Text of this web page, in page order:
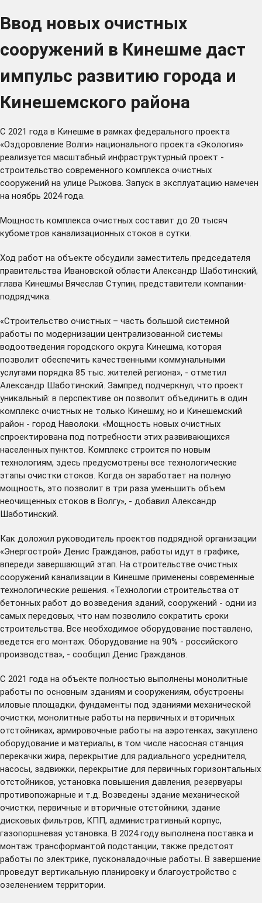
Ввод новых очистных
сооружений в Кинешме даст
импульс развитию города и
Кинешемского района
С 2021 года в Кинешме в рамках федерального проекта
«Оздоровление Волги» национального проекта «Экология»
реализуется масштабный инфраструктурный проект -
строительство современного комплекса очистных
сооружений на улице Рыжова. Запуск в эксплуатацию намечен
на ноябрь 2024 года.
Мощность комплекса очистных составит до 20 тысяч
кубометров канализационных стоков в сутки.
Ход работ на объекте обсудили заместитель председателя
правительства Ивановской области Александр Шаботинский,
глава Кинешмы Вячеслав Ступин, представители компании-
подрядчика.
«Строительство очистных – часть большой системной
работы по модернизации централизованной системы
водоотведения городского округа Кинешма, которая
позволит обеспечить качественными коммунальными
услугами порядка 85 тыс. жителей региона», - отметил
Александр Шаботинский. Зампред подчеркнул, что проект
уникальный: в перспективе он позволит объединить в один
комплекс очистных не только Кинешму, но и Кинешемский
район - город Наволоки. «Мощность новых очистных
спроектирована под потребности этих развивающихся
населенных пунктов. Комплекс строится по новым
технологиям, здесь предусмотрены все технологические
этапы очистки стоков. Когда он заработает на полную
мощность, это позволит в три раза уменьшить объем
неочищенных стоков в Волгу», - добавил Александр
Шаботинский.
Как доложил руководитель проектов подрядной организации
«Энергострой» Денис Гражданов, работы идут в графике,
впереди завершающий этап. На строительстве очистных
сооружений канализации в Кинешме применены современные
технологические решения. «Технологии строительства от
бетонных работ до возведения зданий, сооружений - одни из
самых передовых, что нам позволило сократить сроки
строительства. Все необходимое оборудование поставлено,
ведется его монтаж. Оборудование на 90% - российского
производства», - сообщил Денис Гражданов.
С 2021 года на объекте полностью выполнены монолитные
работы по основным зданиям и сооружениям, обустроены
иловые площадки, фундаменты под зданиями механической
очистки, монолитные работы на первичных и вторичных
отстойниках, армировочные работы на аэротенках, закуплено
оборудование и материалы, в том числе насосная станция
перекачки жира, перекрытие для радиального усреднителя,
насосы, задвижки, перекрытие для первичных горизонтальных
отстойников, установка повышения давления, резервуары
противопожарные и т.д. Возведены здание механической
очистки, первичные и вторичные отстойники, здание
дисковых фильтров, КПП, административный корпус,
газопоршневая установка. В 2024 году выполнена поставка и
монтаж трансформантой подстанции, также предстоят
работы по электрике, пусконаладочные работы. В завершение
проведут вертикальную планировку и благоустройство с
озеленением территории.